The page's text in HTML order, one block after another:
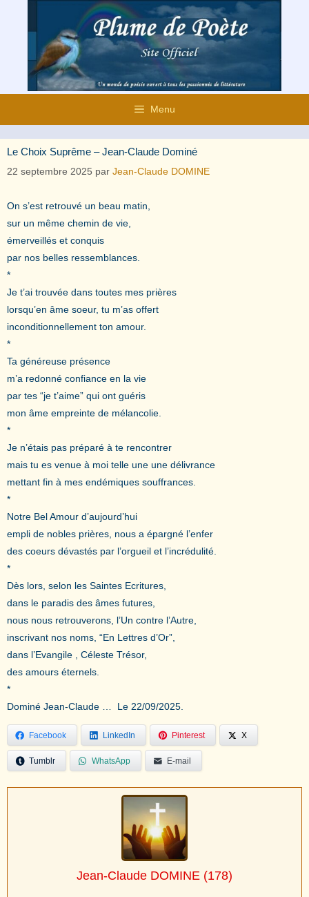
contenu
Menu
Le Choix Suprême – Jean-Claude Dominé
22 septembre 2025 par Jean-Claude DOMINE
On s’est retrouvé un beau matin,
sur un même chemin de vie,
émerveillés et conquis
par nos belles ressemblances.
*
Je t’ai trouvée dans toutes mes prières
lorsqu’en âme soeur, tu m’as offert
inconditionnellement ton amour.
*
Ta généreuse présence
m’a redonné confiance en la vie
par tes “je t’aime” qui ont guéris
mon âme empreinte de mélancolie.
*
Je n’étais pas préparé à te rencontrer
mais tu es venue à moi telle une une délivrance
mettant fin à mes endémiques souffrances.
*
Notre Bel Amour d’aujourd’hui
empli de nobles prières, nous a épargné l’enfer
des coeurs dévastés par l’orgueil et l’incrédulité.
*
Dès lors, selon les Saintes Ecritures,
dans le paradis des âmes futures,
nous nous retrouverons, l’Un contre l’Autre,
inscrivant nos noms, “En Lettres d’Or”,
dans l’Evangile , Céleste Trésor,
des amours éternels.
*
Dominé Jean-Claude … Le 22/09/2025.
Facebook LinkedIn Pinterest X
Tumblr WhatsApp E-mail
Jean-Claude DOMINE (178)